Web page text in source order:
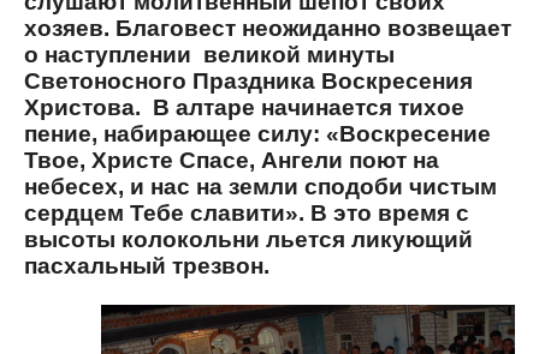
хозяев. Благовест неожиданно возвещает
о наступлении великой минуты
Светоносного Праздника Воскресения
Христова. В алтаре начинается тихое
пение, набирающее силу: «Воскресение
Твое, Христе Спасе, Ангели поют на
небесех, и нас на земли сподоби чистым
сердцем Тебе славити». В это время с
высоты колокольни льется ликующий
пасхальный трезвон.